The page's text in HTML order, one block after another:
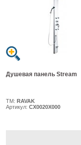
Душевая панель Stream
ТМ: RAVAK
Артикул: CX0020X000